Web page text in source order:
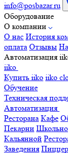
info@posbazar.ru
Оборудование
О компании
О нас История
оплата Отзывы
Автоматизация
iiko
Купить iiko iiko
Обучение
Техническая
Автоматизация
Ресторана Кафе
Пекарни
Кальянной
Заведения